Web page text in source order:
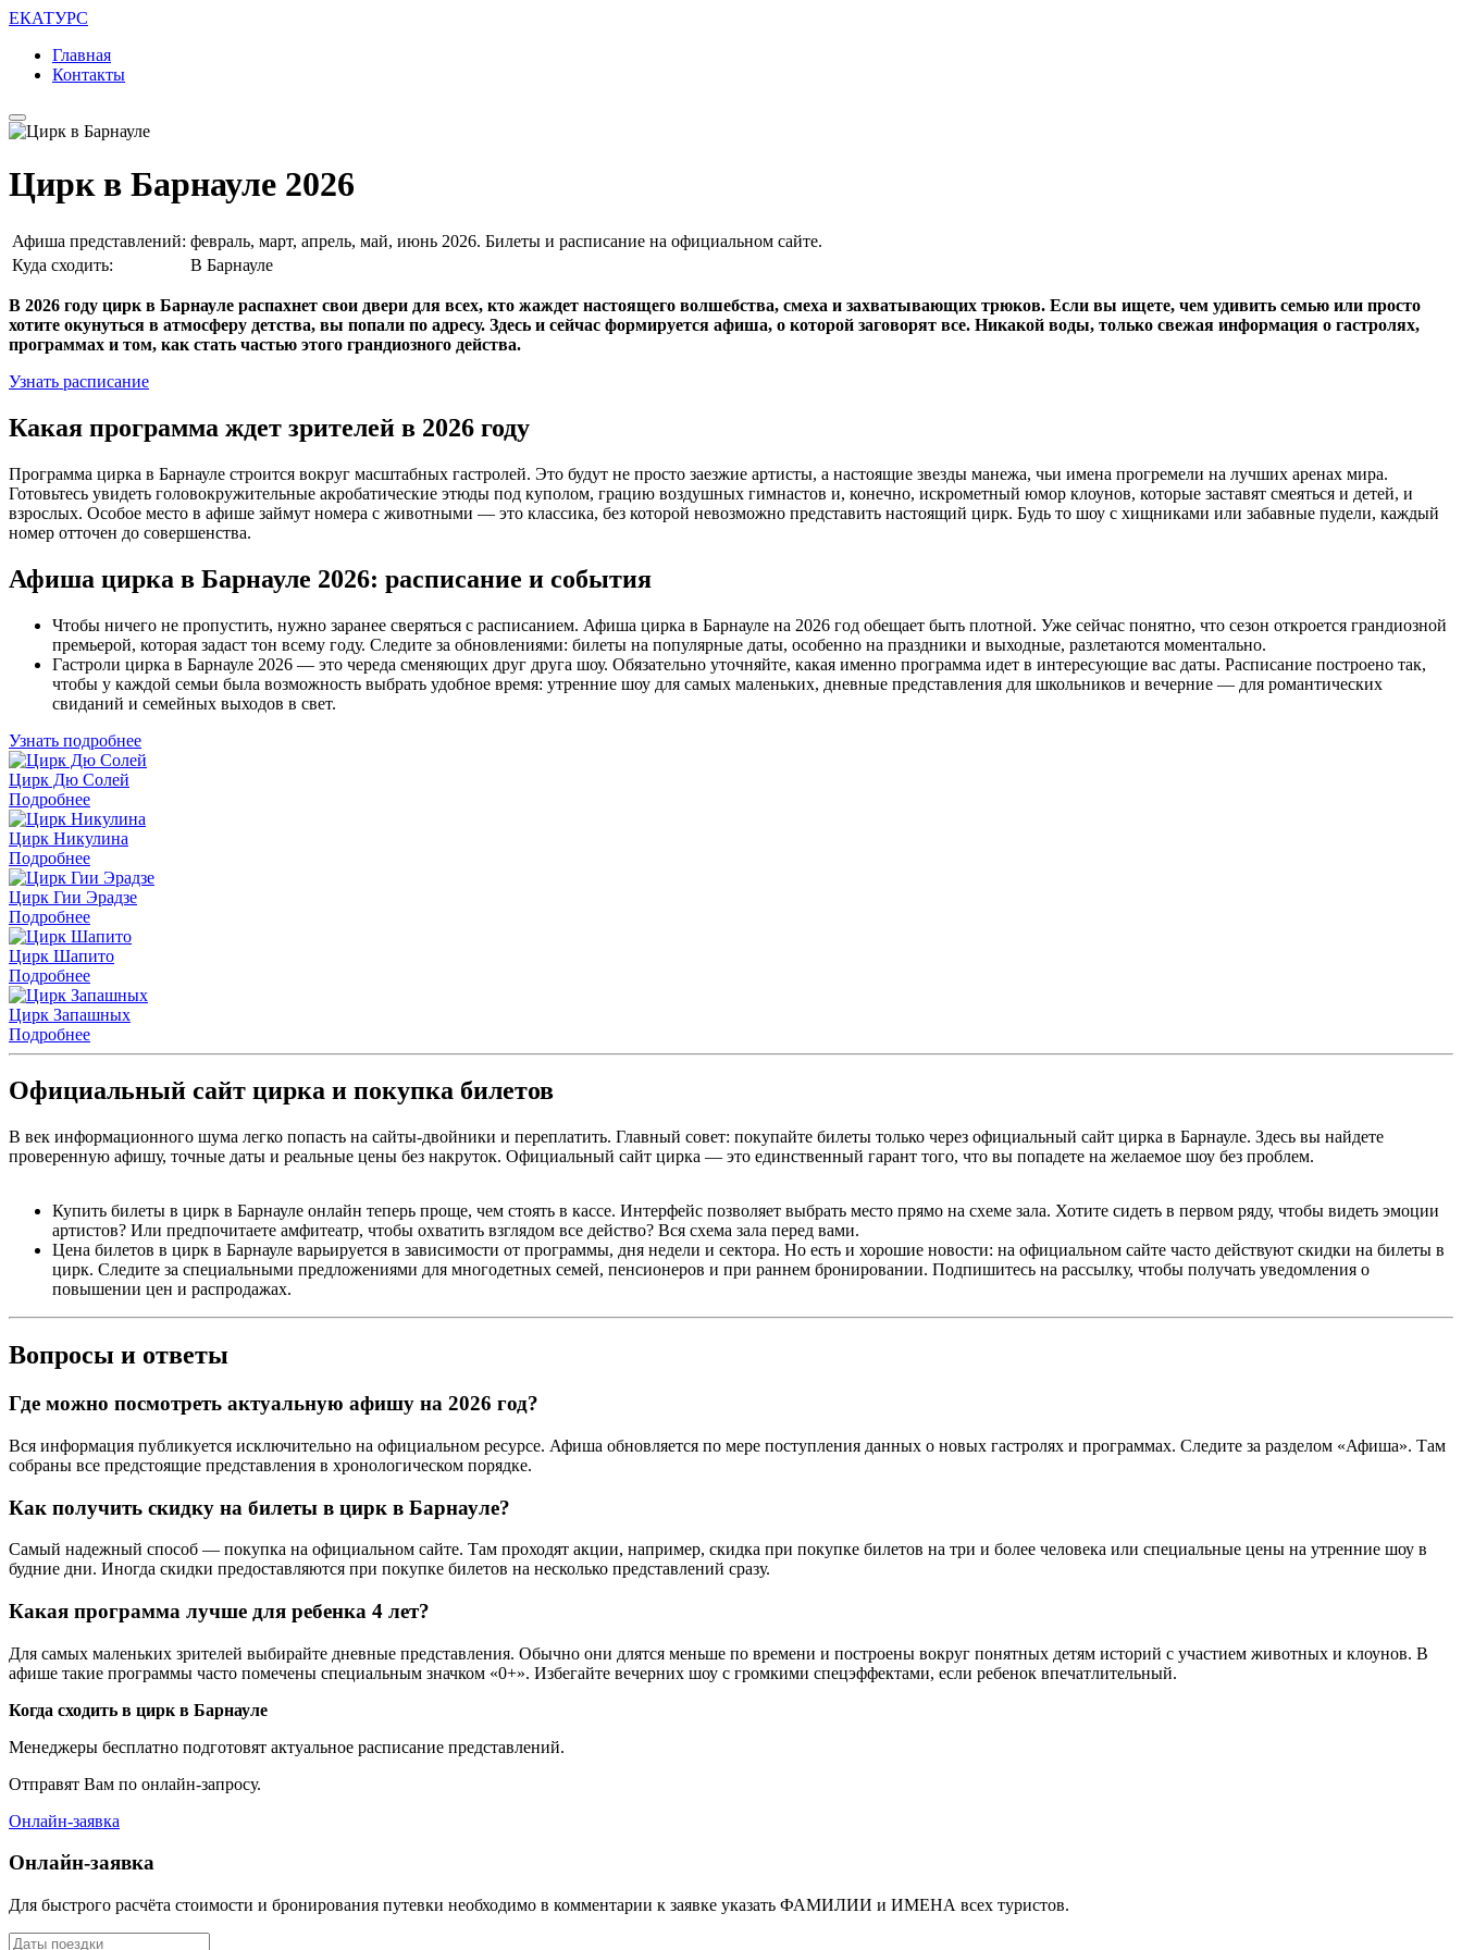
ЕКАТУРС
Главная
Контакты
Цирк в Барнауле 2026
Афиша представлений: февраль, март, апрель, май, июнь 2026. Билеты и расписание на официальном сайте.
Куда сходить:
В Барнауле
В 2026 году цирк в Барнауле распахнет свои двери для всех, кто жаждет настоящего волшебства, смеха и захватывающих трюков. Если вы ищете, чем удивить семью или просто
хотите окунуться в атмосферу детства, вы попали по адресу. Здесь и сейчас формируется афиша, о которой заговорят все. Никакой воды, только свежая информация о гастролях,
программах и том, как стать частью этого грандиозного действа.
Узнать расписание
Какая программа ждет зрителей в 2026 году
Программа цирка в Барнауле строится вокруг масштабных гастролей. Это будут не просто заезжие артисты, а настоящие звезды манежа, чьи имена прогремели на лучших аренах мира.
Готовьтесь увидеть головокружительные акробатические этюды под куполом, грацию воздушных гимнастов и, конечно, искрометный юмор клоунов, которые заставят смеяться и детей, и
взрослых. Особое место в афише займут номера с животными — это классика, без которой невозможно представить настоящий цирк. Будь то шоу с хищниками или забавные пудели, каждый
номер отточен до совершенства.
Афиша цирка в Барнауле 2026: расписание и события
Чтобы ничего не пропустить, нужно заранее сверяться с расписанием. Афиша цирка в Барнауле на 2026 год обещает быть плотной. Уже сейчас понятно, что сезон откроется грандиозной
премьерой, которая задаст тон всему году. Следите за обновлениями: билеты на популярные даты, особенно на праздники и выходные, разлетаются моментально.
Гастроли цирка в Барнауле 2026 — это череда сменяющих друг друга шоу. Обязательно уточняйте, какая именно программа идет в интересующие вас даты. Расписание построено так,
чтобы у каждой семьи была возможность выбрать удобное время: утренние шоу для самых маленьких, дневные представления для школьников и вечерние — для романтических
свиданий и семейных выходов в свет.
Узнать подробнее
Цирк Дю Солей
Подробнее
Цирк Никулина
Подробнее
Цирк Гии Эрадзе
Подробнее
Цирк Шапито
Подробнее
Цирк Запашных
Подробнее
Официальный сайт цирка и покупка билетов
В век информационного шума легко попасть на сайты-двойники и переплатить. Главный совет: покупайте билеты только через официальный сайт цирка в Барнауле. Здесь вы найдете
проверенную афишу, точные даты и реальные цены без накруток. Официальный сайт цирка — это единственный гарант того, что вы попадете на желаемое шоу без проблем.
Купить билеты в цирк в Барнауле онлайн теперь проще, чем стоять в кассе. Интерфейс позволяет выбрать место прямо на схеме зала. Хотите сидеть в первом ряду, чтобы видеть эмоции
артистов? Или предпочитаете амфитеатр, чтобы охватить взглядом все действо? Вся схема зала перед вами.
Цена билетов в цирк в Барнауле варьируется в зависимости от программы, дня недели и сектора. Но есть и хорошие новости: на официальном сайте часто действуют скидки на билеты в
цирк. Следите за специальными предложениями для многодетных семей, пенсионеров и при раннем бронировании. Подпишитесь на рассылку, чтобы получать уведомления о
повышении цен и распродажах.
Вопросы и ответы
Где можно посмотреть актуальную афишу на 2026 год?
Вся информация публикуется исключительно на официальном ресурсе. Афиша обновляется по мере поступления данных о новых гастролях и программах. Следите за разделом «Афиша». Там
собраны все предстоящие представления в хронологическом порядке.
Как получить скидку на билеты в цирк в Барнауле?
Самый надежный способ — покупка на официальном сайте. Там проходят акции, например, скидка при покупке билетов на три и более человека или специальные цены на утренние шоу в
будние дни. Иногда скидки предоставляются при покупке билетов на несколько представлений сразу.
Какая программа лучше для ребенка 4 лет?
Для самых маленьких зрителей выбирайте дневные представления. Обычно они длятся меньше по времени и построены вокруг понятных детям историй с участием животных и клоунов. В
афише такие программы часто помечены специальным значком «0+». Избегайте вечерних шоу с громкими спецэффектами, если ребенок впечатлительный.
Когда сходить в цирк в Барнауле
Менеджеры бесплатно подготовят актуальное расписание представлений.
Отправят Вам по онлайн-запросу.
Онлайн-заявка
Онлайн-заявка
Для быстрого расчёта стоимости и бронирования путевки необходимо в комментарии к заявке указать ФАМИЛИИ и ИМЕНА всех туристов.